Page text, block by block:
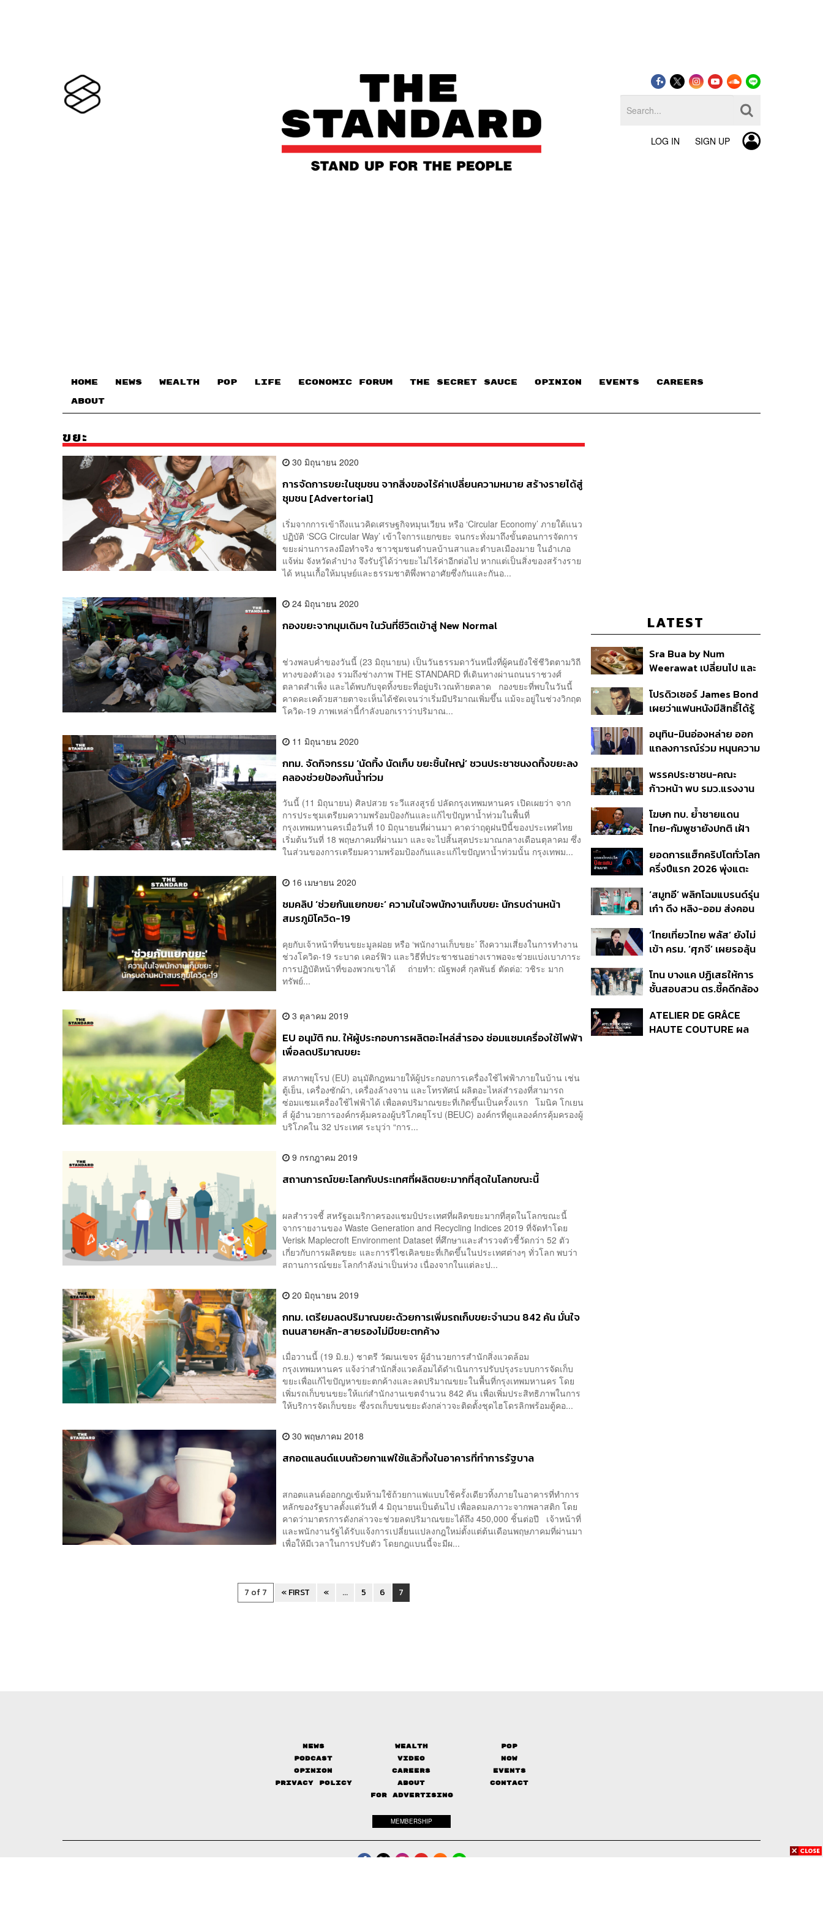
LOG IN SIGN UP
HOME NEWS WEALTH POP LIFE ECONOMIC FORUM THE SECRET SAUCE​ OPINION EVENTS CAREERS
ABOUT
ขยะ
30 มิถุนายน 2020
การจัดการขยะในชุมชน จากสิ่งของไร้ค่าเปลี่ยนความหมาย สร้างรายได้สู่
ชุมชน [Advertorial]
เริ่มจากการเข้าถึงแนวคิดเศรษฐกิจหมุนเวียน หรือ ‘Circular Economy’ ภายใต้แนว
ปฏิบัติ ‘SCG Circular Way’ เข้าใจการแยกขยะ จนกระทั่งมาถึงขั้นตอนการจัดการ
ขยะผ่านการลงมือทำจริง ชาวชุมชนตำบลบ้านสาและตำบลเมืองมาย ในอำเภอ
แจ้ห่ม จังหวัดลำปาง จึงรับรู้ได้ว่าขยะไม่ไร้ค่าอีกต่อไป หากแต่เป็นสิ่งของสร้างราย
ได้ หนุนเกื้อให้มนุษย์และธรรมชาติพึ่งพาอาศัยซึ่งกันและกันอ...
24 มิถุนายน 2020
กองขยะจากมุมเดิมๆ ในวันที่ชีวิตเข้าสู่ New Normal
ช่วงพลบค่ำของวันนี้ (23 มิถุนายน) เป็นวันธรรมดาวันหนึ่งที่ผู้คนยังใช้ชีวิตตามวิถี
ทางของตัวเอง รวมถึงช่างภาพ THE STANDARD ที่เดินทางผ่านถนนราชวงศ์
ตลาดสำเพ็ง และได้พบกับจุดทิ้งขยะที่อยู่บริเวณท้ายตลาด กองขยะที่พบในวันนี้
คาดคะเคด้วยสายตาจะเห็นได้ชัดเจนว่าเริ่มมีปริมาณเพิ่มขึ้น แม้จะอยู่ในช่วงวิกฤต
โควิด-19 ภาพเหล่านี้กำลังบอกเราว่าปริมาณ...
11 มิถุนายน 2020
กทม. จัดกิจกรรม ‘นัดทิ้ง นัดเก็บ ขยะชิ้นใหญ่’ ชวนประชาชนงดทิ้งขยะลง
คลองช่วยป้องกันน้ำท่วม
วันนี้ (11 มิถุนายน) ศิลปสวย ระวีแสงสูรย์ ปลัดกรุงเทพมหานคร เปิดเผยว่า จาก
การประชุมเตรียมความพร้อมป้องกันและแก้ไขปัญหาน้ำท่วมในพื้นที่
กรุงเทพมหานครเมื่อวันที่ 10 มิถุนายนที่ผ่านมา คาดว่าฤดูฝนปีนี้ของประเทศไทย
เริ่มต้นวันที่ 18 พฤษภาคมที่ผ่านมา และจะไปสิ้นสุดประมาณกลางเดือนตุลาคม ซึ่ง
ในส่วนของการเตรียมความพร้อมป้องกันและแก้ไขปัญหาน้ำท่วมนั้น กรุงเทพม...
16 เมษายน 2020
ชมคลิป ‘ช่วยกันแยกขยะ’ ความในใจพนักงานเก็บขยะ นักรบด่านหน้า
สมรภูมิโควิด-19
คุยกับเจ้าหน้าที่ขนขยะมูลฝอย หรือ ‘พนักงานเก็บขยะ’ ถึงความเสี่ยงในการทำงาน
ช่วงโควิด-19 ระบาด เคอร์ฟิว และวิธีที่ประชาชนอย่างเราพอจะช่วยแบ่งเบาภาระ
การปฏิบัติหน้าที่ของพวกเขาได้ ถ่ายทำ: ณัฐพงศ์ กุลพันธ์ ตัดต่อ: วชิระ มาก
ทรัพย์...
3 ตุลาคม 2019
EU อนุมัติ กม. ให้ผู้ประกอบการผลิตอะไหล่สำรอง ซ่อมแซมเครื่องใช้ไฟฟ้า
เพื่อลดปริมาณขยะ
สหภาพยุโรป (EU) อนุมัติกฎหมายให้ผู้ประกอบการเครื่องใช้ไฟฟ้าภายในบ้าน เช่น
ตู้เย็น, เครื่องซักผ้า, เครื่องล้างจาน และโทรทัศน์ ผลิตอะไหล่สำรองที่สามารถ
ซ่อมแซมเครื่องใช้ไฟฟ้าได้ เพื่อลดปริมาณขยะที่เกิดขึ้นเป็นครั้งแรก โมนิค โกเยน
ส์ ผู้อำนวยการองค์กรคุ้มครองผู้บริโภคยุโรป (BEUC) องค์กรที่ดูแลองค์กรคุ้มครองผู้
บริโภคใน 32 ประเทศ ระบุว่า “การ...
9 กรกฎาคม 2019
สถานการณ์ขยะโลกกับประเทศที่ผลิตขยะมากที่สุดในโลกขณะนี้
ผลสำรวจชี้ สหรัฐอเมริกาครองแชมป์ประเทศที่ผลิตขยะมากที่สุดในโลกขณะนี้
จากรายงานของ Waste Generation and Recycling Indices 2019 ที่จัดทำโดย
Verisk Maplecroft Environment Dataset ที่ศึกษาและสำรวจตัวชี้วัดกว่า 52 ตัว
เกี่ยวกับการผลิตขยะ และการรีไซเคิลขยะที่เกิดขึ้นในประเทศต่างๆ ทั่วโลก พบว่า
สถานการณ์ขยะโลกกำลังน่าเป็นห่วง เนื่องจากในแต่ละป...
20 มิถุนายน 2019
กทม. เตรียมลดปริมาณขยะด้วยการเพิ่มรถเก็บขยะจำนวน 842 คัน มั่นใจ
ถนนสายหลัก-สายรองไม่มีขยะตกค้าง
เมื่อวานนี้ (19 มิ.ย.) ชาตรี วัฒนเขจร ผู้อำนวยการสำนักสิ่งแวดล้อม
กรุงเทพมหานคร แจ้งว่าสำนักสิ่งแวดล้อมได้ดำเนินการปรับปรุงระบบการจัดเก็บ
ขยะเพื่อแก้ไขปัญหาขยะตกค้างและลดปริมาณขยะในพื้นที่กรุงเทพมหานคร โดย
เพิ่มรถเก็บขนขยะให้แก่สำนักงานเขตจำนวน 842 คัน เพื่อเพิ่มประสิทธิภาพในการ
ให้บริการจัดเก็บขยะ ซึ่งรถเก็บขนขยะดังกล่าวจะติดตั้งชุดไฮโดรลิกพร้อมตู้คอ...
30 พฤษภาคม 2018
สกอตแลนด์แบนถ้วยกาแฟใช้แล้วทิ้งในอาคารที่ทำการรัฐบาล
สกอตแลนด์ออกกฎเข้มห้ามใช้ถ้วยกาแฟแบบใช้ครั้งเดียวทิ้งภายในอาคารที่ทำการ
หลักของรัฐบาลตั้งแต่วันที่ 4 มิถุนายนเป็นต้นไป เพื่อลดมลภาวะจากพลาสติก โดย
คาดว่ามาตรการดังกล่าวจะช่วยลดปริมาณขยะได้ถึง 450,000 ชิ้นต่อปี เจ้าหน้าที่
และพนักงานรัฐได้รับแจ้งการเปลี่ยนแปลงกฎใหม่ตั้งแต่ต้นเดือนพฤษภาคมที่ผ่านมา
เพื่อให้มีเวลาในการปรับตัว โดยกฎแบนนี้จะมีผ...
7 of 7 « FIRST « ... 5 6 7
LATEST
Sra Bua by Num
Weerawat เปลี่ยนไป และ
ไปอีกครั้ง
โปรดิวเซอร์ James Bond
เผยว่าแฟนหนังมีสิทธิ์ได้รู้
ปลายปีนี้
อนุทิน-มินอ่องหล่าย ออก
แถลงการณ์ร่วม หนุนความ
ปราบอาชญากรรมข้าม
ชาติ แก้ปัญหาหมอกควัน-
มลพิษทางน้ำ
พรรคประชาชน-คณะ
ก้าวหน้า พบ รมว.แรงงาน
เบอร์รีฟินแลนด์
โฆษก ทบ. ย้ำชายแดน
ไทย-กัมพูชายังปกติ เฝ้า
ไม่เสียเปรียบเวทีโลก หลัง
กัมพูชายื่น UN รับรอง
ยอดการแฮ็กคริปโตทั่วโลก
ครึ่งปีแรก 2026 พุ่งแตะ
‘สมูทอี’ พลิกโฉมแบรนด์รุ่น
เก๋า ดึง หลิง-ออม ส่งคอน
สกินแคร์ชะลอตัว
‘ไทยเที่ยวไทย พลัส’ ยังไม่
เข้า ครม. ‘ศุภจี’ เผยรอลุ้น
กระจุกตัว
โทน บางแค ปฏิเสธให้การ
ชั้นสอบสวน ตร.ชี้คดีกล้อง
40 ราย ไม่เกี่ยวคดีมาดาม
เก่ง
ATELIER DE GRÂCE
HAUTE COUTURE ผล
News Wealth
Pop
Podcast
Video
Now
Opinion
Careers
Events
Privacy Policy
About
Contact
FOR ADVERTISING
MEMBERSHIP